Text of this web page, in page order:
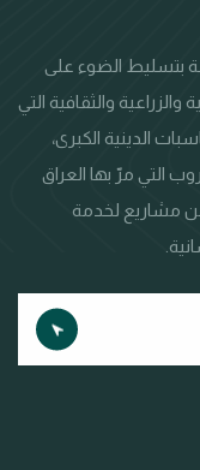
بتسليط الضوء على
والثقافية التي
الدينية الكبرى،
التي مرّ بها العراق
من مشاريع لخدمة